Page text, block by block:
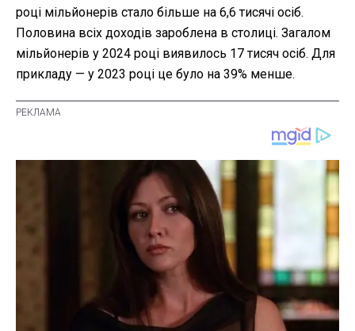
році мільйонерів стало більше на 6,6 тисячі осіб.
Половина всіх доходів зароблена в столиці. Загалом
мільйонерів у 2024 році виявилось 17 тисяч осіб. Для
прикладу — у 2023 році це було на 39% менше.